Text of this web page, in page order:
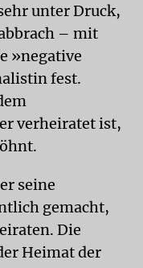
unter Druck,
– mit
»negative
fest.
verheiratet ist,
seine
gemacht,
Die
Heimat der